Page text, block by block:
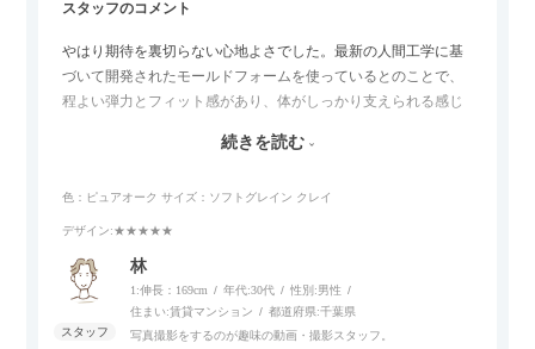
スタッフのコメント
やはり期待を裏切らない心地よさでした。最新の人間工学に基
づいて開発されたモールドフォームを使っているとのことで、
程よい弾力とフィット感があり、体がしっかり支えられる感じ
リラックスタイムによさそうでした。回転タイプなので、個人
す。
続きを読む
色：ピュアオーク サイズ：ソフトグレイン クレイ
デザイン:★★★★★
林
1:伸長：169cm 年代:30代 性別:男性
住まい:賃貸マンション 都道府県:千葉県
写真撮影をするのが趣味の動画・撮影スタッフ。